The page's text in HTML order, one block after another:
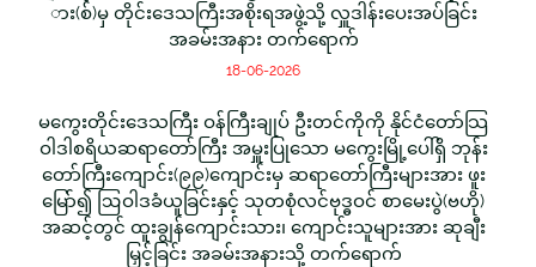
ား(စ်)မှ တိုင်းဒေသကြီးအစိုးရအဖွဲ့သို့ လှူဒါန်းပေးအပ်ခြင်း
အခမ်းအနား တက်ရောက်
18-06-2026
မကွေးတိုင်းဒေသကြီး ဝန်ကြီးချုပ် ဦးတင်ကိုကို နိုင်ငံတော်သြ
ဝါဒါစရိယဆရာတော်ကြီး အမှူးပြုသော မကွေးမြို့ပေါ်ရှိ ဘုန်း
တော်ကြီးကျောင်း(၉၉)ကျောင်းမှ ဆရာတော်ကြီးများအား ဖူး
မြော်၍ ဩဝါဒခံယူခြင်းနှင့် သုတစုံလင်ဗုဒ္ဓဝင် စာမေးပွဲ(ဗဟို)
အဆင့်တွင် ထူးချွန်ကျောင်းသား၊ ကျောင်းသူများအား ဆုချီး
မြှင့်ခြင်း အခမ်းအနားသို့ တက်ရောက်